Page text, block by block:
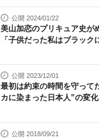
公開 2024/01/22
美山加恋のプリキュア史が
「子供だった私はブラッ
公開 2023/12/01
最初は約束の時間を守っ
カに染まった日本人”の変
公開 2018/09/21